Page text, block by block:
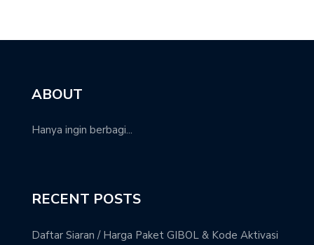
ABOUT
Hanya ingin berbagi...
RECENT POSTS
Daftar Siaran / Harga Paket GIBOL & Kode Aktivasi